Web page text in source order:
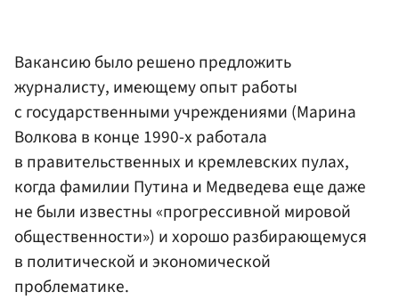
Вакансию было решено предложить
журналисту, имеющему опыт работы
с государственными учреждениями (Марина
Волкова в конце 1990-х работала
в правительственных и кремлевских пулах,
когда фамилии Путина и Медведева еще даже
не были известны «прогрессивной мировой
общественности») и хорошо разбирающемуся
в политической и экономической
проблематике.